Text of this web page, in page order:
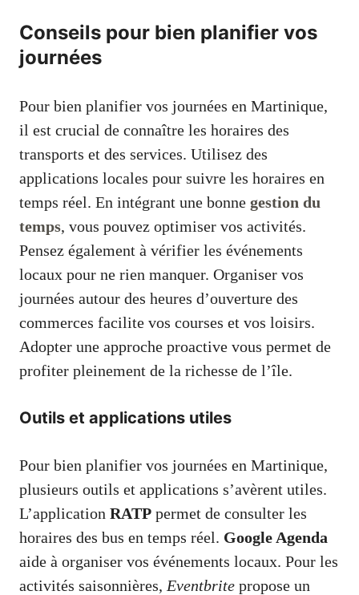
Conseils pour bien planifier vos
journées
Pour bien planifier vos journées en Martinique,
il est crucial de connaître les horaires des
transports et des services. Utilisez des
applications locales pour suivre les horaires en
temps réel. En intégrant une bonne gestion du
temps, vous pouvez optimiser vos activités.
Pensez également à vérifier les événements
locaux pour ne rien manquer. Organiser vos
journées autour des heures d’ouverture des
commerces facilite vos courses et vos loisirs.
Adopter une approche proactive vous permet de
profiter pleinement de la richesse de l’île.
Outils et applications utiles
Pour bien planifier vos journées en Martinique,
plusieurs outils et applications s’avèrent utiles.
L’application RATP permet de consulter les
horaires des bus en temps réel. Google Agenda
aide à organiser vos événements locaux. Pour les
activités saisonnières, Eventbrite propose un